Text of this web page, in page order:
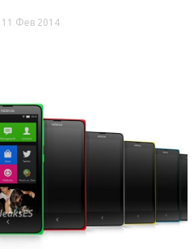
11 Фев 2014